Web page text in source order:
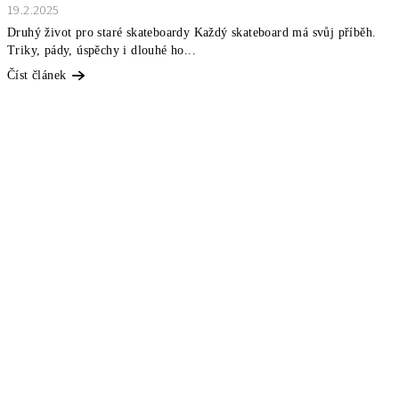
19.2.2025
Druhý život pro staré skateboardy Každý skateboard má svůj příběh.
Triky, pády, úspěchy i dlouhé ho...
Číst článek